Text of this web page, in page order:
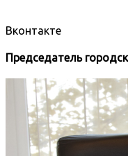
Вконтакте
Председатель